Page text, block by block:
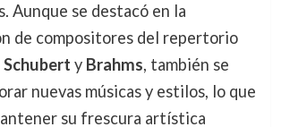
Aunque se destacó en la
de compositores del repertorio
Schubert y Brahms, también se
nuevas músicas y estilos, lo que
su frescura artística